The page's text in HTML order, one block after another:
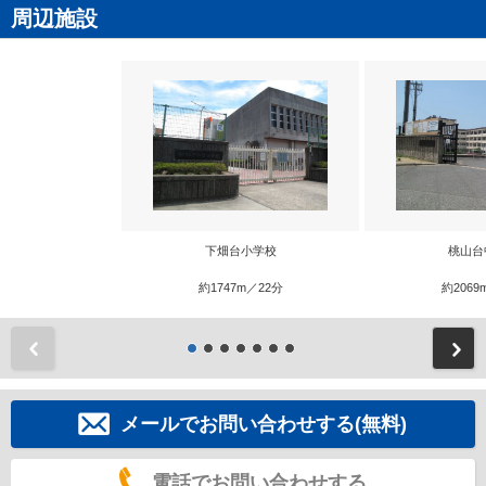
周辺施設
下畑台小学校
約1747m／22分
桃山台
約
メールでお問い合わせする(無料)